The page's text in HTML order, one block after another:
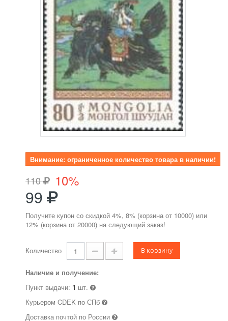
Внимание: ограниченное количество товара в наличии!
110 10%
99
Получите купон со скидкой 4%, 8% (корзина от 10000) или
12% (корзина от 20000) на следующий заказ!
Количество В корзину
Наличие и получение:
Пункт выдачи: 1 шт.
Курьером CDEK по СПб
Доставка почтой по России